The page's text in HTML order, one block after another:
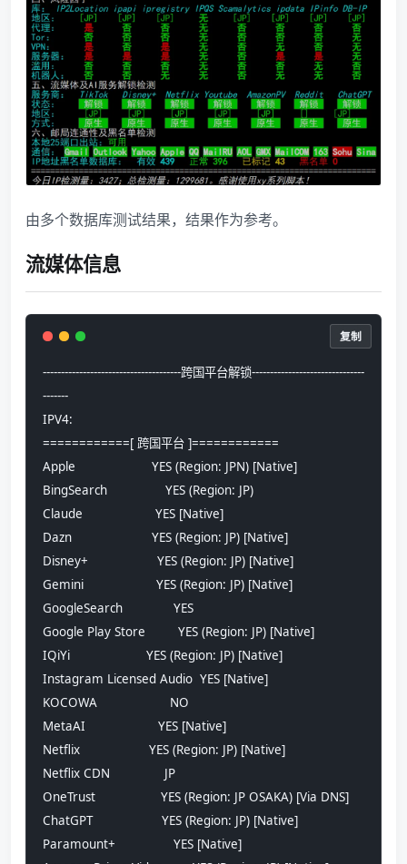
由多个数据库测试结果，结果作为参考。
流媒体信息
--------------------------------------跨国平台解锁-------------------------------
-------
IPV4:
============[ 跨国平台 ]============
Apple                     YES (Region: JPN) [Native]
BingSearch                YES (Region: JP)
Claude                    YES [Native]
Dazn                      YES (Region: JP) [Native]
Disney+                   YES (Region: JP) [Native]
Gemini                    YES (Region: JP) [Native]
GoogleSearch              YES
Google Play Store         YES (Region: JP) [Native]
IQiYi                     YES (Region: JP) [Native]
Instagram Licensed Audio  YES [Native]
KOCOWA                    NO
MetaAI                    YES [Native]
Netflix                   YES (Region: JP) [Native]
Netflix CDN               JP
OneTrust                  YES (Region: JP OSAKA) [Via DNS]
ChatGPT                   YES (Region: JP) [Native]
Paramount+                YES [Native]
复制